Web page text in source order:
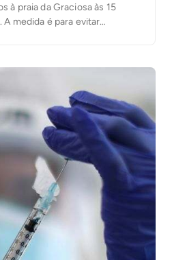
à praia da Graciosa às 15
A medida é para evitar